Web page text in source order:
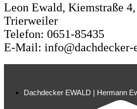
Leon Ewald, Kiemstraße 4,
Trierweiler
Telefon: 0651-85435
E-Mail: info@dachdecker-
Dachdecker EWALD | Hermann